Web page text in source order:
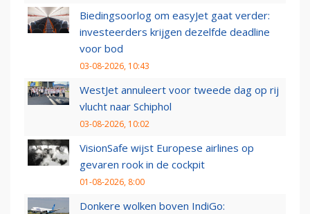
Biedingsoorlog om easyJet gaat verder:
investeerders krijgen dezelfde deadline
voor bod
03-08-2026, 10:43
WestJet annuleert voor tweede dag op rij
vlucht naar Schiphol
03-08-2026, 10:02
VisionSafe wijst Europese airlines op
gevaren rook in de cockpit
01-08-2026, 8:00
Donkere wolken boven IndiGo: